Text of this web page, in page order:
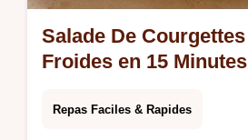
Salade De Courgettes
Froides en 15 Minutes
Repas Faciles & Rapides